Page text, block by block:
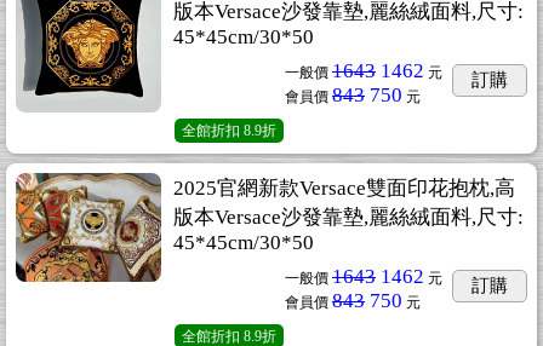
版本Versace沙發靠墊,麗絲絨面料,尺寸:
45*45cm/30*50
一般價 1643 1462 元
會員價 843 750 元
訂購
全館折扣 8.9折
2025官網新款Versace雙面印花抱枕,高
版本Versace沙發靠墊,麗絲絨面料,尺寸:
45*45cm/30*50
一般價 1643 1462 元
會員價 843 750 元
訂購
全館折扣 8.9折